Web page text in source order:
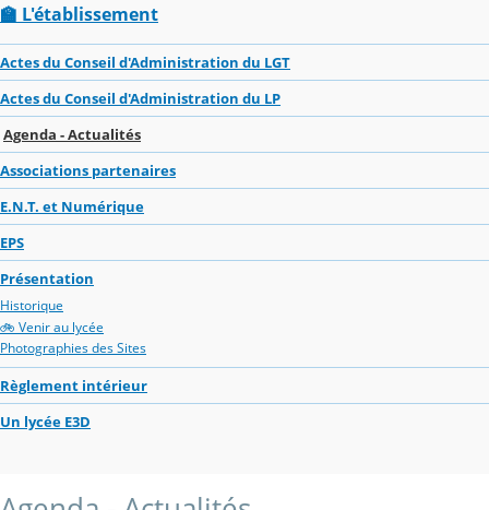
🏫 L'établissement
Actes du Conseil d'Administration du LGT
Actes du Conseil d'Administration du LP
Agenda - Actualités
Associations partenaires
E.N.T. et Numérique
EPS
Présentation
Historique
🚲 Venir au lycée
Photographies des Sites
Règlement intérieur
Un lycée E3D